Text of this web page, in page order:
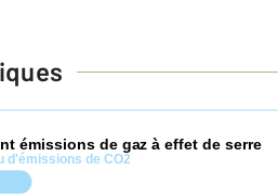
émissions de gaz à effet de serre
d'émissions de CO2